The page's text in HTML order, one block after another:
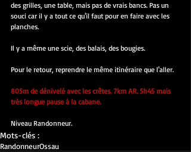
des grilles, une table, mais pas de vrais bancs. Pas un
souci car il y a tout ce qu'il faut pour en faire avec les
planches.
Il y a même une scie, des balais, des bougies.
Pour le retour, reprendre le même itinéraire que l'aller.
805m de dénivelé avec les crêtes. 7km AR. 5h45 mais
très longue pause à la cabane.
Niveau Randonneur.
Mots-clés :
RandonneurOssau